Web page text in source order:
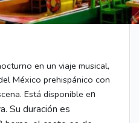
en un viaje musical,
México prehispánico con
Está disponible en
Su duración es